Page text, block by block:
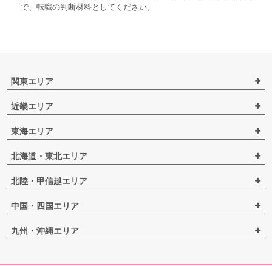
で、転職の判断材料としてください。
関東エリア
近畿エリア
東海エリア
北海道・東北エリア
北陸・甲信越エリア
中国・四国エリア
九州・沖縄エリア